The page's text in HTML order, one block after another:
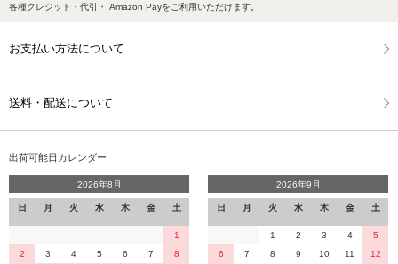
各種クレジット・代引・ Amazon Payをご利用いただけます。
お支払い方法について
送料・配送について
出荷可能日カレンダー
2026年8月
日 月 火 水 木 金 土
1
2
3 4 5 6 7 8
2026年9月
日 月 火 水 木 金 土
1 2 3 4
5
6
7 8 9 10 11 12